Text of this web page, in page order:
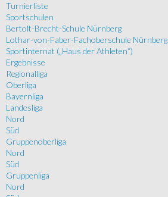
Turnierliste
Sportschulen
Bertolt-Brecht-Schule Nürnberg
Lothar-von-Faber-Fachoberschule Nürnberg
Sportinternat („Haus der Athleten“)
Ergebnisse
Regionalliga
Oberliga
Bayernliga
Landesliga
Nord
Süd
Gruppenoberliga
Nord
Süd
Gruppenliga
Nord